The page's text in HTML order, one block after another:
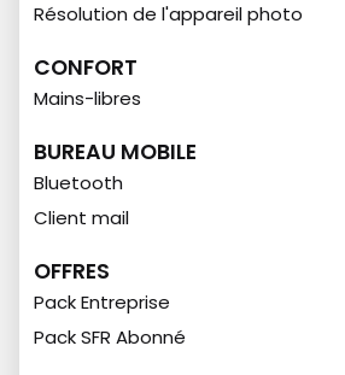
Résolution de l'appareil photo
CONFORT
Mains-libres
BUREAU MOBILE
Bluetooth
Client mail
OFFRES
Pack Entreprise
Pack SFR Abonné